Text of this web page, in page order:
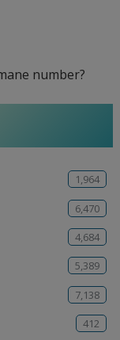
number?
1,964
6,470
4,684
5,389
7,138
412